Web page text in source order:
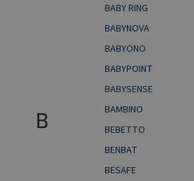
B
BABY RING
BABYNOVA
BABYONO
BABYPOINT
BABYSENSE
BAMBINO
BEBETTO
BENBAT
BESAFE